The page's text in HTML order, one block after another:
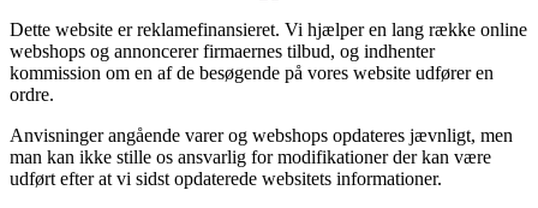
Dette website er reklamefinansieret. Vi hjælper en lang række online
webshops og annoncerer firmaernes tilbud, og indhenter
kommission om en af de besøgende på vores website udfører en
ordre.
Anvisninger angående varer og webshops opdateres jævnligt, men
man kan ikke stille os ansvarlig for modifikationer der kan være
udført efter at vi sidst opdaterede websitets informationer.